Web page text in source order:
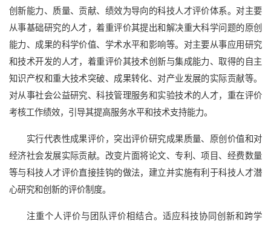
创新能力、质量、贡献、绩效为导向的科技人才评价体系。对主要
从事基础研究的人才，着重评价其提出和解决重大科学问题的原创
能力、成果的科学价值、学术水平和影响等。对主要从事应用研究
和技术开发的人才，着重评价其技术创新与集成能力、取得的自主
知识产权和重大技术突破、成果转化、对产业发展的实际贡献等。
对从事社会公益研究、科技管理服务和实验技术的人才，重在评价
考核工作绩效，引导其提高服务水平和技术支持能力。
实行代表性成果评价，突出评价研究成果质量、原创价值和对
经济社会发展实际贡献。改变片面将论文、专利、项目、经费数量
等与科技人才评价直接挂钩的做法，建立并实施有利于科技人才潜
心研究和创新的评价制度。
注重个人评价与团队评价相结合。适应科技协同创新和跨学